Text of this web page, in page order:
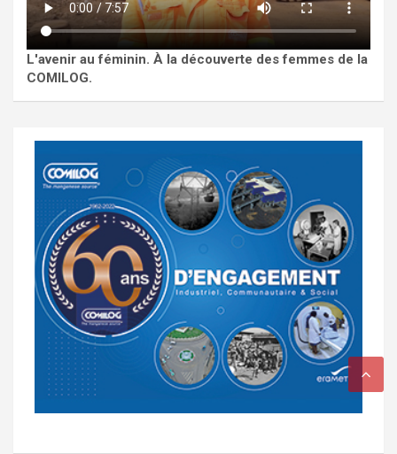
L'avenir au féminin. À la découverte des femmes de la
COMILOG.